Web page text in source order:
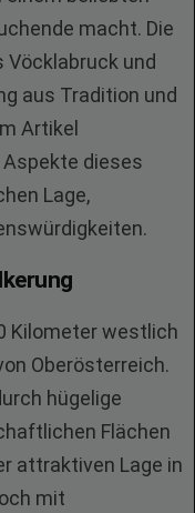
macht. Die
Vöcklabruck und
aus Tradition und
Artikel
dieses
Lage,
Kilometer westlich
Oberösterreich.
hügelige
Flächen
attraktiven Lage in
mit